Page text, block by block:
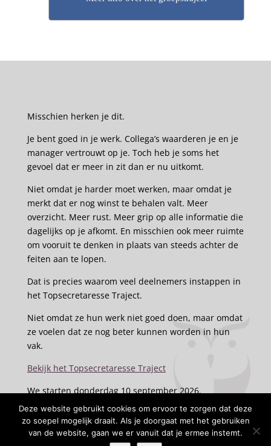
Misschien herken je dit.
Je bent goed in je werk. Collega’s waarderen je en je
manager vertrouwt op je. Toch heb je soms het
gevoel dat er meer in zit dan er nu uitkomt.
Niet omdat je harder moet werken, maar omdat je
merkt dat er nog winst te behalen valt. Meer
overzicht. Meer rust. Meer grip op alle informatie die
dagelijks op je afkomt. En misschien ook meer ruimte
om vooruit te denken in plaats van steeds achter de
feiten aan te lopen.
Dat is precies waarom veel deelnemers instappen in
het Topsecretaresse Traject.
Niet omdat ze hun werk niet goed doen, maar omdat
ze voelen dat ze nog beter kunnen worden in hun
vak.
Bekijk het Topsecretaresse Traject
We starten donderdag 10 september 2026.
Deze website gebruikt cookies om ervoor te zorgen dat deze
zo soepel mogelijk draait. Als je doorgaat met het gebruiken
van de website, gaan we er vanuit dat je ermee instemt.